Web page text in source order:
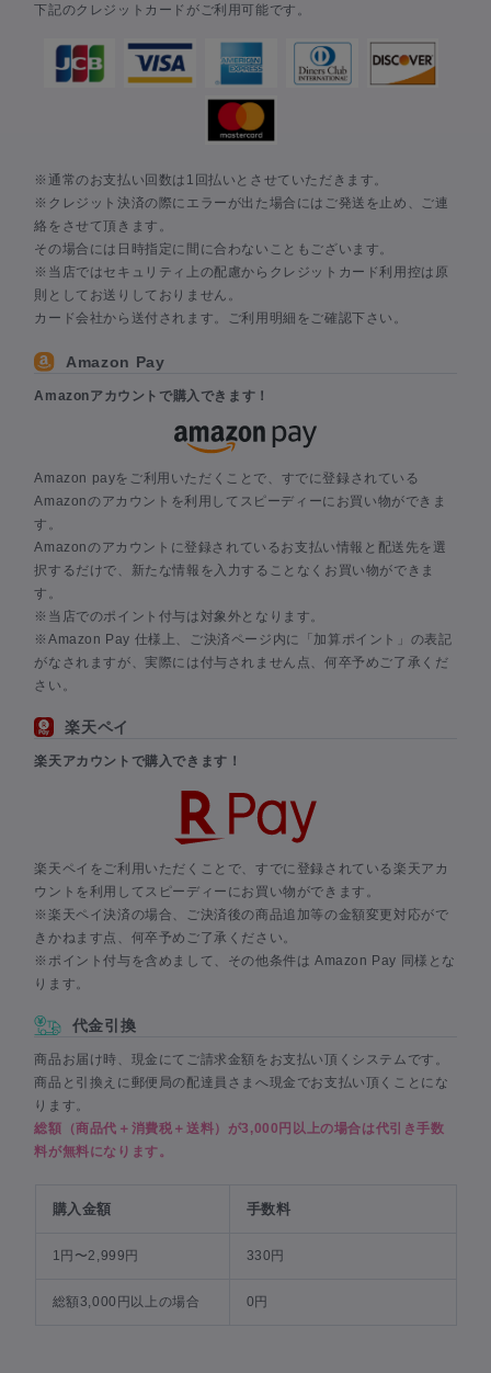
下記のクレジットカードがご利用可能です。
※通常のお支払い回数は1回払いとさせていただきます。
※クレジット決済の際にエラーが出た場合にはご発送を止め、ご連
絡をさせて頂きます。
その場合には日時指定に間に合わないこともございます。
※当店ではセキュリティ上の配慮からクレジットカード利用控は原
則としてお送りしておりません。
カード会社から送付されます。ご利用明細をご確認下さい。
Amazon Pay
Amazonアカウントで購入できます！
Amazon payをご利用いただくことで、すでに登録されている
Amazonのアカウントを利用してスピーディーにお買い物ができま
す。
Amazonのアカウントに登録されているお支払い情報と配送先を選
択するだけで、新たな情報を入力することなくお買い物ができま
す。
※当店でのポイント付与は対象外となります。
※Amazon Pay 仕様上、ご決済ページ内に「加算ポイント」の表記
がなされますが、実際には付与されません点、何卒予めご了承くだ
さい。
楽天ペイ
楽天アカウントで購入できます！
楽天ペイをご利用いただくことで、すでに登録されている楽天アカ
ウントを利用してスピーディーにお買い物ができます。
※楽天ペイ決済の場合、ご決済後の商品追加等の金額変更対応がで
きかねます点、何卒予めご了承ください。
※ポイント付与を含めまして、その他条件は Amazon Pay 同様とな
ります。
代金引換
商品お届け時、現金にてご請求金額をお支払い頂くシステムです。
商品と引換えに郵便局の配達員さまへ現金でお支払い頂くことにな
ります。
総額（商品代＋消費税＋送料）が3,000円以上の場合は代引き手数
料が無料になります。
購入金額 手数料
1円〜2,999円 330円
総額3,000円以上の場合 0円